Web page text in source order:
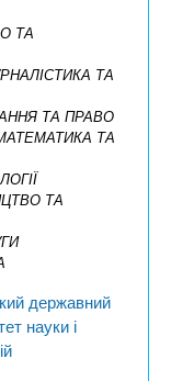
ТА
ТА
ТА ПРАВО
ТА
ТА
державний
науки і